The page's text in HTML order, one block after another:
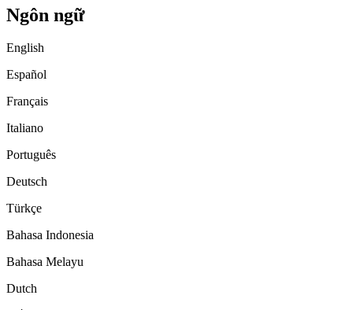
Ngôn ngữ
English
Español
Français
Italiano
Português
Deutsch
Türkçe
Bahasa Indonesia
Bahasa Melayu
Dutch